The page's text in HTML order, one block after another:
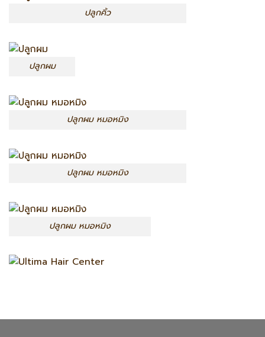
ปลูกคิ้ว
ปลูกผม
ปลูกผม หมอหมิง
ปลูกผม หมอหมิง
ปลูกผม หมอหมิง